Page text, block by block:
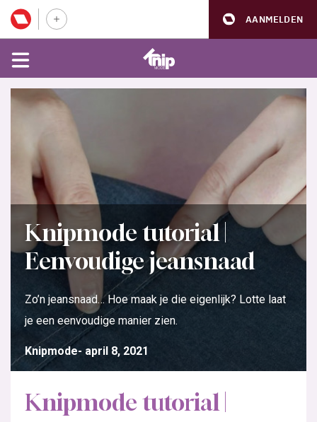
AANMELDEN
Knipmode tutorial |
Eenvoudige jeansnaad
Zo’n jeansnaad… Hoe maak je die eigenlijk? Lotte laat
je een eenvoudige manier zien.
Knipmode april 8, 2021
Knipmode tutorial |